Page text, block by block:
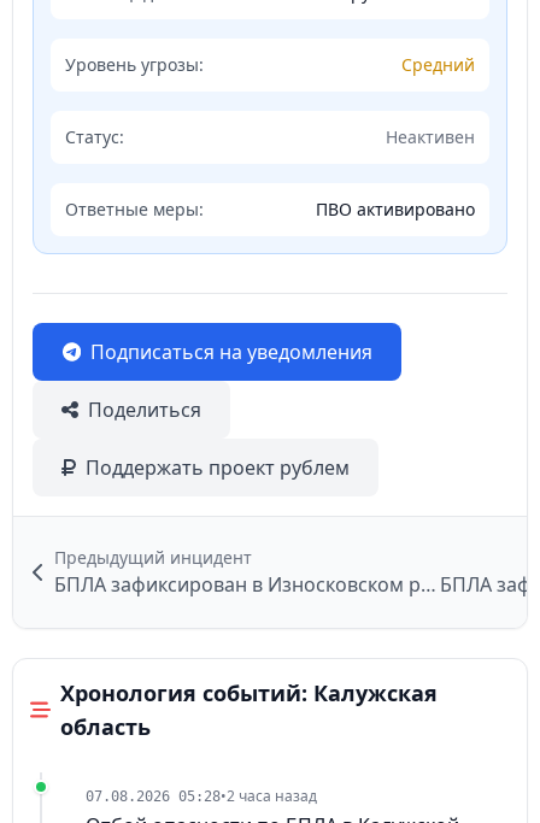
Уровень угрозы: Средний
Статус: Неактивен
Ответные меры: ПВО активировано
Подписаться на уведомления
Поделиться
Поддержать проект рублем
Предыдущий инцидент
БПЛА зафиксирован в Износковском районе
Хронология событий: Калужская
область
07.08.2026 05:28•2 часа назад